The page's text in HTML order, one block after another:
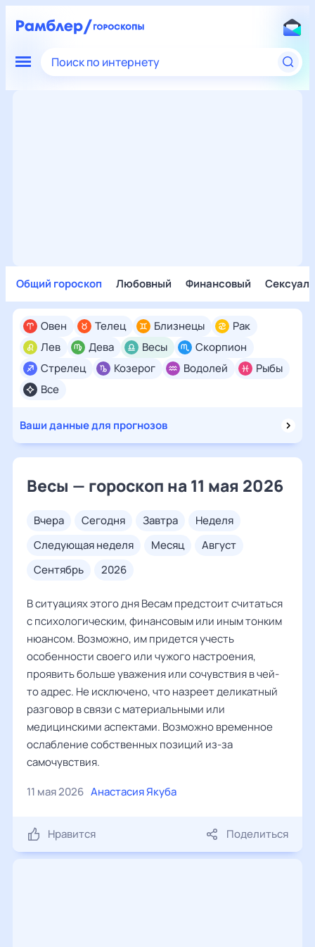
Поиск по интернету
Общий гороскоп Любовный Финансовый
Все
Овен Телец Близнецы
Рак
Лев
Дева Весы
Скорпион
Стрелец
Козерог Водолей Рыбы
Ваши данные для прогнозов
Весы — гороскоп на 11 мая 2026
вчера сегодня завтра
неделя
следующая неделя
месяц
август
сентябрь
2026
В ситуациях этого дня Весам предстоит считаться
с психологическим, финансовым или иным тонким
нюансом. Возможно, им придется учесть
особенности своего или чужого настроения,
проявить больше уважения или сочувствия в чей-
то адрес. Не исключено, что назреет деликатный
разговор в связи с материальными или
медицинскими аспектами. Возможно временное
ослабление собственных позиций из-за
самочувствия.
11 мая 2026 Анастасия Якуба
Нравится Поделиться